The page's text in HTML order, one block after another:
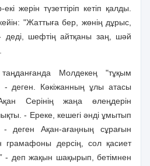
жерiн түзеттiрiп кетiп қалды.
"Жаттыға бер, жөнiң дұрыс,
дедi, шефтiң айтқаны заң, шәй
Молдекең "тұқым
- деген. Кәкiжанның ұлы атасы
Серiнiң жаңа өлеңдерiн
- Ереке, кешегi әндi ұмытып
деген Ақан-ағаңның сұрағын
грамафоны дерсiң, сол қасиет
- деп жақын шақырып, бетiмнен